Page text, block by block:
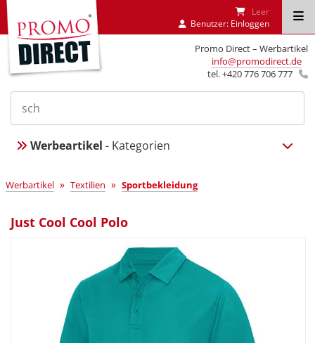
Promo Direct – Werbartikel
info@promodirect.de
tel. +420 776 706 777
Leer
Benutzer: Einloggen
Werbeartikel - Kategorien
Werbartikel » Textilien » Sportbekleidung
Just Cool Cool Polo